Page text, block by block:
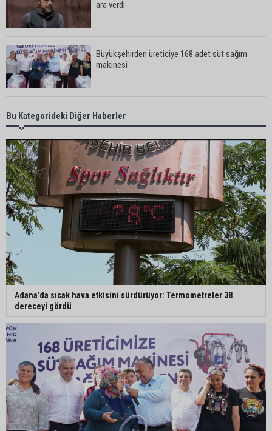
ara verdi
Büyükşehirden üreticiye 168 adet süt sağım
makinesi
Ayhan Barut: "Sıcaklar yaşam hakkını tehdit
ediyor"
ASKİ'den Bakımyurdu Caddesi'nde içme suyu
altyapısına güçlü yatırım
Müzeyyen Şevkin: "Yolcu garantisi verilen
havalimanında 100 emekçi neden işten
çıkarılıyor?"
Büyükşehir açıkladı: Yasaklı ırk köpeğe mevzuat
Doğan: "Kredi limitleri her yıl enflasyon oranı
dikkate alınarak güncellenmelidir"
Adana’da motosiklet hırsızından ilginç savunma:
“Eve gitmek için aldım, geri verecektim”
Bu Kategorideki Diğer Haberler
Adana’da sıcak hava etkisini sürdürüyor: Termometreler 38
dereceyi gördü